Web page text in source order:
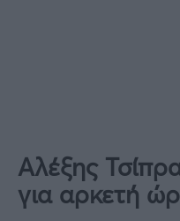
Αλέξης
για αρκετή